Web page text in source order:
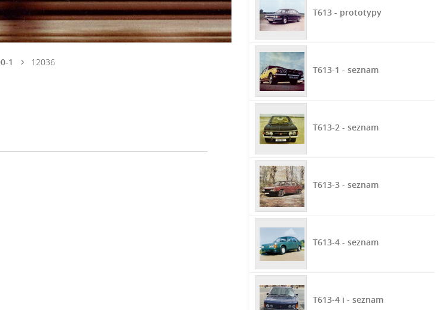
1 12036
T613 - prototypy
T613-1 - seznam
T613-2 - seznam
T613-3 - seznam
T613-4 - seznam
T613-4 i - seznam